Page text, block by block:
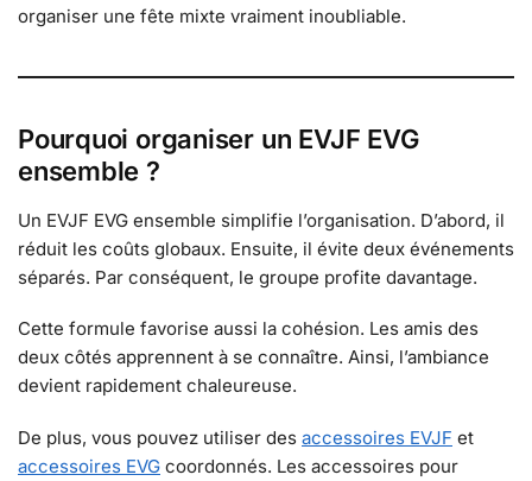
organiser une fête mixte vraiment inoubliable.
Pourquoi organiser un EVJF EVG
ensemble ?
Un EVJF EVG ensemble simplifie l’organisation. D’abord, il
réduit les coûts globaux. Ensuite, il évite deux événements
séparés. Par conséquent, le groupe profite davantage.
Cette formule favorise aussi la cohésion. Les amis des
deux côtés apprennent à se connaître. Ainsi, l’ambiance
devient rapidement chaleureuse.
De plus, vous pouvez utiliser des accessoires EVJF et
accessoires EVG coordonnés. Les accessoires pour